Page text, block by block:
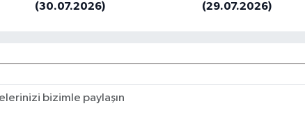
(30.07.2026)
(29.07.2026)